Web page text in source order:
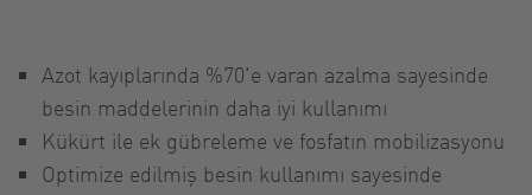
Azot kayıplarında %70'e varan azalma sayesinde
besin maddelerinin daha iyi kullanımı
Kükürt ile ek gübreleme ve fosfatın mobilizasyonu
Optimize edilmiş besin kullanımı sayesinde